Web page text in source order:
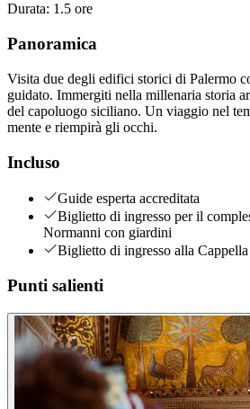
Durata: 1.5 ore
Panoramica
Visita due degli edifici storici di Palermo
guidato. Immergiti nella millenaria storia
del capoluogo siciliano. Un viaggio nel
mente e riempirà gli occhi.
Incluso
Guide esperta accreditata
Biglietto di ingresso per il
Normanni con giardini
Biglietto di ingresso alla Cappella
Punti salienti